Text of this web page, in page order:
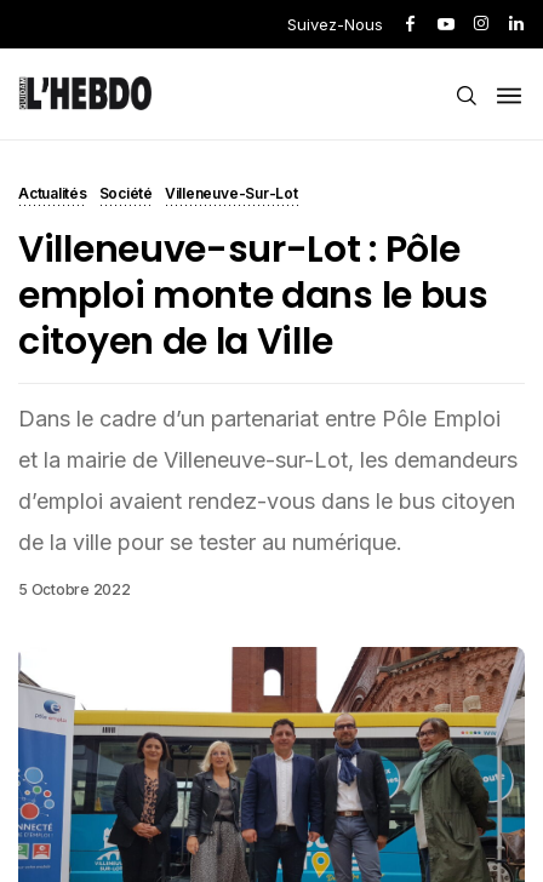
Suivez-Nous
Actualités Société Villeneuve-Sur-Lot
Villeneuve-sur-Lot : Pôle
emploi monte dans le bus
citoyen de la Ville
Dans le cadre d’un partenariat entre Pôle Emploi
et la mairie de Villeneuve-sur-Lot, les demandeurs
d’emploi avaient rendez-vous dans le bus citoyen
de la ville pour se tester au numérique.
5 Octobre 2022